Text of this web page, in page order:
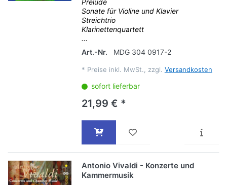
Prelude
Sonate für Violine und Klavier
Streichtrio
Klarinettenquartett
...
Art.-Nr.
MDG 304 0917-2
* Preise inkl. MwSt., zzgl. Versandkosten
sofort lieferbar
21,99 € *
Antonio Vivaldi - Konzerte und
Kammermusik